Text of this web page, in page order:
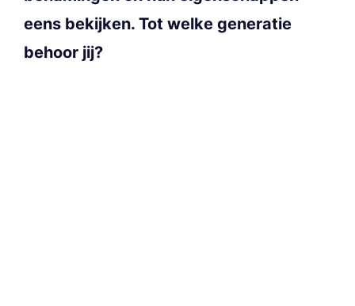
eens bekijken. Tot welke generatie
behoor jij?